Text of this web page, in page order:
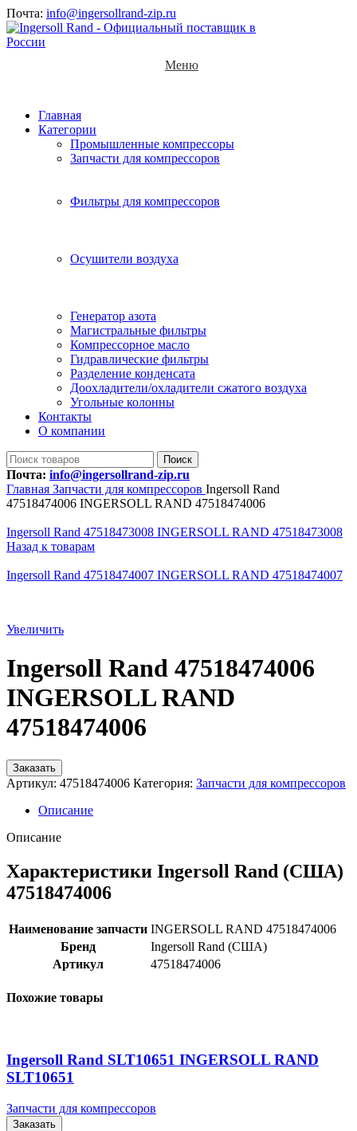
Почта: info@ingersollrand-zip.ru
Меню
Главная
Категории
Промышленные компрессоры
Запчасти для компрессоров
Фильтры для компрессоров
Осушители воздуха
Генератор азота
Магистральные фильтры
Компрессорное масло
Гидравлические фильтры
Разделение конденсата
Доохладители/охладители сжатого воздуха
Угольные колонны
Контакты
О компании
Поиск
Почта: info@ingersollrand-zip.ru
Главная Запчасти для компрессоров Ingersoll Rand
47518474006 INGERSOLL RAND 47518474006
Ingersoll Rand 47518473008 INGERSOLL RAND 47518473008
Назад к товарам
Ingersoll Rand 47518474007 INGERSOLL RAND 47518474007
Увеличить
Ingersoll Rand 47518474006
INGERSOLL RAND
47518474006
Заказать
Артикул: 47518474006 Категория: Запчасти для компрессоров
Описание
Описание
Характеристики Ingersoll Rand (США)
47518474006
Наименование запчасти INGERSOLL RAND 47518474006
Бренд
Ingersoll Rand (США)
Артикул
47518474006
Похожие товары
Ingersoll Rand SLT10651 INGERSOLL RAND
SLT10651
Запчасти для компрессоров
Заказать